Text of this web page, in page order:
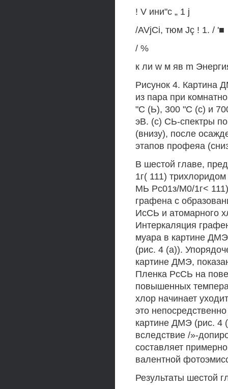
! V ини"с „ 1 j
/AVjCi, тюм Jç ! 1. / '■
/ %
к ли w м яв m
Рисунок 4. Картина
из пара при
"С (Ь), 300 "С (с) и
эВ. (с) СЬ-спектры
(внизу), после
этапов профеяа
В шестой главе,
1г( 111)
МЬ Рс01з/М0/1г<
графена с
ИсСЬ и атомарного
Интеркаляция
муара в картине
(рис. 4 (а)).
картине ДМЭ,
Пленка РсСЬ на
повышенных
хлор начинает
это
картине ДМЭ (рис. 4
вследствие /»-
составляет
валентной
Результаты шестой